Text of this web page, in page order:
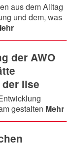
aus dem Alltag
und dem, was
der AWO
Ilse
gestalten Mehr